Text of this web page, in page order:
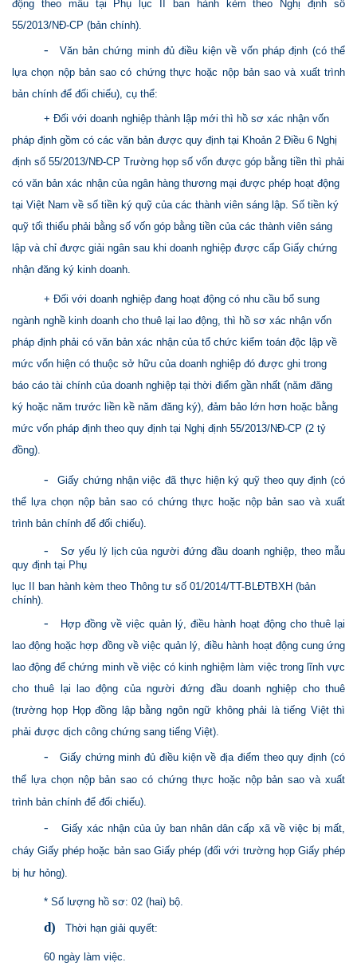
động theo mẫu tại Phụ lục II ban hành kèm theo Nghị định số
55/2013/NĐ-CP (bản chính).
-
Văn bản chứng minh đủ điều kiện về vốn pháp định (có thể
lựa chọn nộp bản sao có chứng thực hoặc nộp bản sao và xuất trình
bản chính để đối chiếu), cụ thể:
+ Đối với doanh nghiệp thành lập mới thì hồ sơ xác nhận vốn
pháp định gồm có các văn bản được quy định tại Khoản 2 Điều 6 Nghị
định số 55/2013/NĐ-CP Trường họp số vốn được góp bằng tiền thì phải
có văn bản xác nhận của ngân hàng thương mại được phép hoạt động
tại Việt Nam về số tiền ký quỹ của các thành viên sáng lập. Số tiền ký
quỹ tối thiểu phải bằng số vốn góp bằng tiền của các thành viên sáng
lập và chỉ được giải ngân sau khi doanh nghiệp được cấp Giấy chứng
nhận đăng ký kinh doanh.
+ Đối với doanh nghiệp đang hoạt động có nhu cầu bổ sung
ngành nghề kinh doanh cho thuê lại lao động, thì hồ sơ xác nhận vốn
pháp định phải có văn bản xác nhận của tổ chức kiểm toán độc lập về
mức vốn hiện có thuộc sở hữu của doanh nghiệp đó được ghi trong
báo cáo tài chính của doanh nghiệp tại thời điểm gần nhất (năm đăng
ký hoặc năm trước liền kề năm đăng ký), đảm bảo lớn hơn hoặc bằng
mức vốn pháp định theo quy định tại Nghị định 55/2013/NĐ-CP (2 tỷ
đồng).
-
Giấy chứng nhận việc đã thực hiện ký quỹ theo quy định (có
thể lựa chọn nộp bản sao có chứng thực hoặc nộp bản sao và xuất
trình bản chính để đối chiếu).
-
Sơ yếu lý lịch của người đứng đầu doanh nghiệp, theo mẫu
quy định tại Phụ
lục II ban hành kèm theo Thông tư số 01/2014/TT-BLĐTBXH (bản
chính).
-
Hợp đồng về việc quản lý, điều hành hoạt động cho thuê lại
lao động hoặc hợp đồng về việc quản lý, điều hành hoạt động cung ứng
lao động để chứng minh về việc có kinh nghiệm làm việc trong lĩnh vực
cho thuê lại lao động của người đứng đầu doanh nghiệp cho thuê
(trường họp Họp đồng lập bằng ngôn ngữ không phải là tiếng Việt thì
phải được dịch công chứng sang tiếng Việt).
-
Giấy chứng minh đủ điều kiện về địa điểm theo quy định (có
thể lựa chọn nộp bản sao có chứng thực hoặc nộp bản sao và xuất
trình bản chính để đối chiếu).
-
Giấy xác nhận của ủy ban nhân dân cấp xã về việc bị mất,
cháy Giấy phép hoặc bản sao Giấy phép (đối với trường họp Giấy phép
bị hư hỏng).
* Số lượng hồ sơ: 02 (hai) bộ.
d) Thời hạn giải quyết:
60 ngày làm việc.